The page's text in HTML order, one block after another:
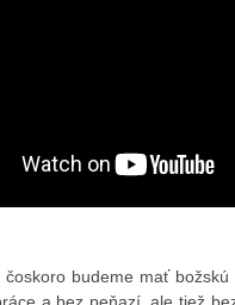
čoskoro budeme mať